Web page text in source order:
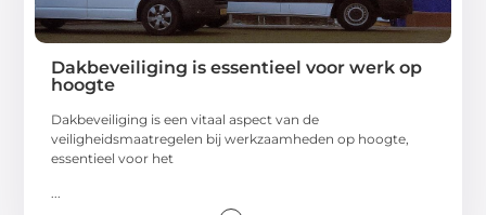
Dakbeveiliging is essentieel voor werk op
hoogte
Dakbeveiliging is een vitaal aspect van de
veiligheidsmaatregelen bij werkzaamheden op hoogte,
essentieel voor het
...